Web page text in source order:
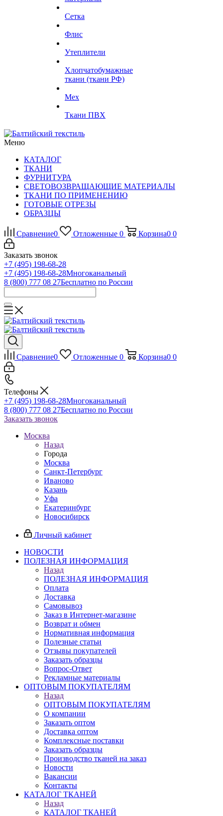
Сетка
Флис
Утеплители
Хлопчатобумажные
ткани (ткани РФ)
Мех
Ткани ПВХ
Меню
КАТАЛОГ
ТКАНИ
ФУРНИТУРА
СВЕТОВОЗВРАЩАЮЩИЕ МАТЕРИАЛЫ
ТКАНИ ПО ПРИМЕНЕНИЮ
ГОТОВЫЕ ОТРЕЗЫ
ОБРАЗЦЫ
Сравнение0 Отложенные 0 Корзина0 0
Заказать звонок
+7 (495) 198-68-28
+7 (495) 198-68-28Многоканальный
8 (800) 777 08 27Бесплатно по России
Сравнение0 Отложенные 0 Корзина0 0
Телефоны
+7 (495) 198-68-28Многоканальный
8 (800) 777 08 27Бесплатно по России
Заказать звонок
Москва
Назад
Города
Москва
Санкт-Петербург
Иваново
Казань
Уфа
Екатеринбург
Новосибирск
Личный кабинет
НОВОСТИ
ПОЛЕЗНАЯ ИНФОРМАЦИЯ
Назад
ПОЛЕЗНАЯ ИНФОРМАЦИЯ
Оплата
Доставка
Самовывоз
Заказ в Интернет-магазине
Возврат и обмен
Нормативная информация
Полезные статьи
Отзывы покупателей
Заказать образцы
Вопрос-Ответ
Рекламные материалы
ОПТОВЫМ ПОКУПАТЕЛЯМ
Назад
ОПТОВЫМ ПОКУПАТЕЛЯМ
О компании
Заказать оптом
Доставка оптом
Комплексные поставки
Заказать образцы
Производство тканей на заказ
Новости
Вакансии
Контакты
КАТАЛОГ ТКАНЕЙ
Назад
КАТАЛОГ ТКАНЕЙ